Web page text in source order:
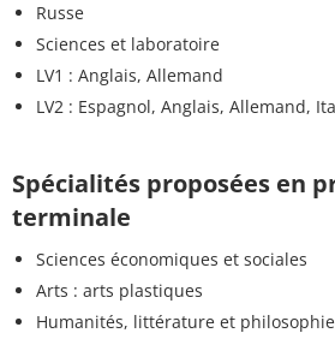
Russe
Sciences et laboratoire
LV1 : Anglais, Allemand
LV2 : Espagnol, Anglais, Allemand,
Spécialités proposées en
terminale
Sciences économiques et sociales
Arts : arts plastiques
Humanités, littérature et philosophie